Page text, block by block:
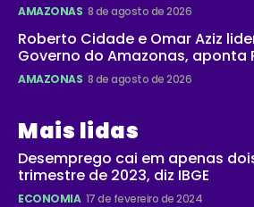
AMAZONAS 8 de agosto de 2026
Roberto Cidade e Omar Aziz
Governo do Amazonas, aponta
AMAZONAS 8 de agosto de 2026
Mais lidas
Desemprego cai em apenas
trimestre de 2023, diz IBGE
ECONOMIA 17 de fevereiro de 2024